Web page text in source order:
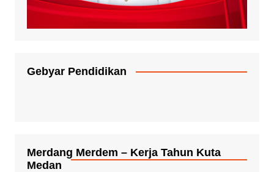
Gebyar Pendidikan
Merdang Merdem – Kerja Tahun Kuta
Medan